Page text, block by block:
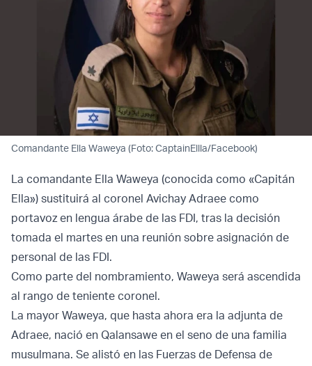
Comandante Ella Waweya (Foto: CaptainEllla/Facebook)
La comandante Ella Waweya (conocida como «Capitán
Ella») sustituirá al coronel Avichay Adraee como
portavoz en lengua árabe de las FDI, tras la decisión
tomada el martes en una reunión sobre asignación de
personal de las FDI.
Como parte del nombramiento, Waweya será ascendida
al rango de teniente coronel.
La mayor Waweya, que hasta ahora era la adjunta de
Adraee, nació en Qalansawe en el seno de una familia
musulmana. Se alistó en las Fuerzas de Defensa de